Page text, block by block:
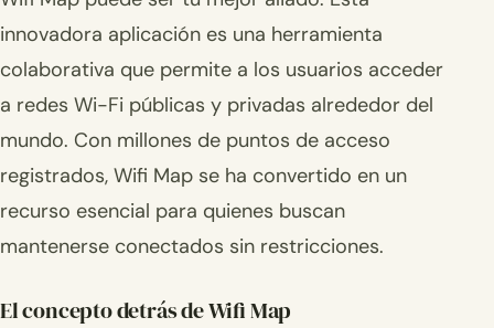
innovadora aplicación es una herramienta
colaborativa que permite a los usuarios acceder
a redes Wi-Fi públicas y privadas alrededor del
mundo. Con millones de puntos de acceso
registrados, Wifi Map se ha convertido en un
recurso esencial para quienes buscan
mantenerse conectados sin restricciones.
El concepto detrás de Wifi Map